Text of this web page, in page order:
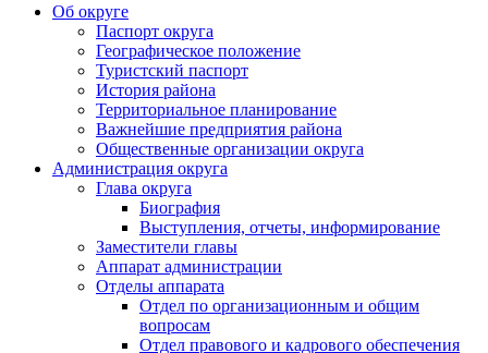
Об округе
Паспорт округа
Географическое положение
Туристский паспорт
История района
Территориальное планирование
Важнейшие предприятия района
Общественные организации округа
Администрация округа
Глава округа
Биография
Выступления, отчеты, информирование
Заместители главы
Аппарат администрации
Отделы аппарата
Отдел по организационным и общим
вопросам
Отдел правового и кадрового обеспечения